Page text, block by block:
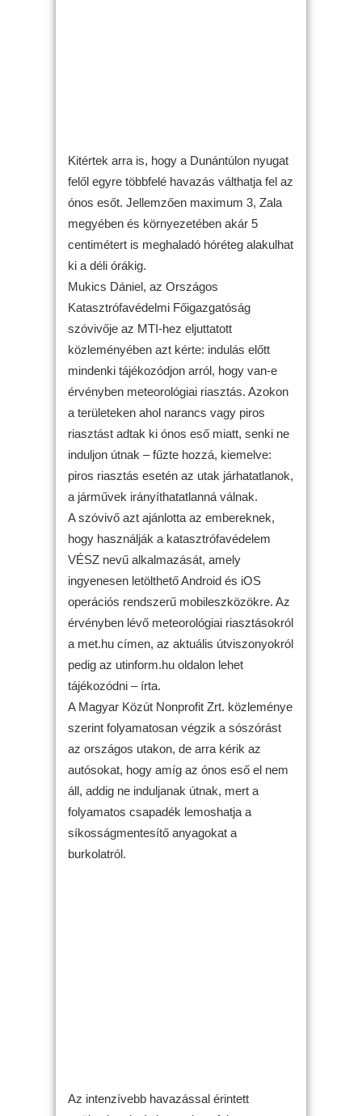
Kitértek arra is, hogy a Dunántúlon nyugat
felől egyre többfelé havazás válthatja fel az
ónos esőt. Jellemzően maximum 3, Zala
megyében és környezetében akár 5
centimétert is meghaladó hóréteg alakulhat
ki a déli órákig.
Mukics Dániel, az Országos
Katasztrófavédelmi Főigazgatóság
szóvivője az MTI-hez eljuttatott
közleményében azt kérte: indulás előtt
mindenki tájékozódjon arról, hogy van-e
érvényben meteorológiai riasztás. Azokon
a területeken ahol narancs vagy piros
riasztást adtak ki ónos eső miatt, senki ne
induljon útnak – fűzte hozzá, kiemelve:
piros riasztás esetén az utak járhatatlanok,
a járművek irányíthatatlanná válnak.
A szóvivő azt ajánlotta az embereknek,
hogy használják a katasztrófavédelem
VÉSZ nevű alkalmazását, amely
ingyenesen letölthető Android és iOS
operációs rendszerű mobileszközökre. Az
érvényben lévő meteorológiai riasztásokról
a met.hu címen, az aktuális útviszonyokról
pedig az utinform.hu oldalon lehet
tájékozódni – írta.
A Magyar Közút Nonprofit Zrt. közleménye
szerint folyamatosan végzik a sószórást
az országos utakon, de arra kérik az
autósokat, hogy amíg az ónos eső el nem
áll, addig ne induljanak útnak, mert a
folyamatos csapadék lemoshatja a
síkosságmentesítő anyagokat a
burkolatról.
Az intenzívebb havazással érintett